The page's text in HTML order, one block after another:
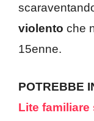
violento che
15enne.
POTREBBE
Lite familiare